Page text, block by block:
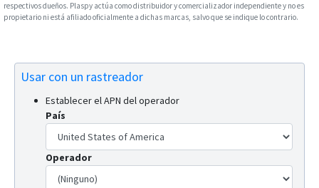
respectivos dueños. Plaspy actúa como distribuidor y comercializador independiente y no es
propietario ni está afiliado oficialmente a dichas marcas, salvo que se indique lo contrario.
Usar con un rastreador
Establecer el APN del operador
País
Operador